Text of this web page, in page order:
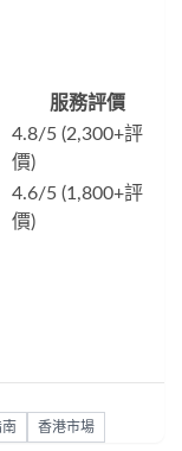
服務評價
4.8/5 (2,300+評
價)
4.6/5 (1,800+評
價)
香港市場